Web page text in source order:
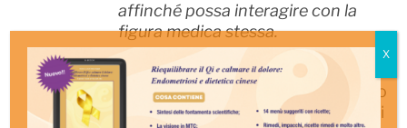
affinché possa interagire con la
figura medica stessa.
-----------------------------
Le articolazioni sono un argomento
che coinvolge la popolazione oltre i